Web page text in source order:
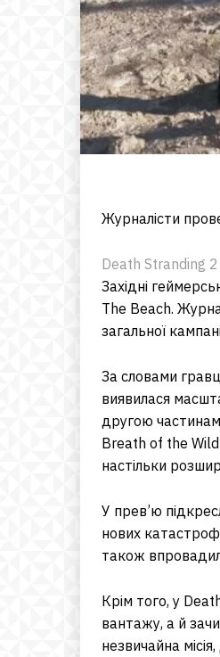
Журналісти
Death Stranding
Західні
The Beach.
загальної
За словами
виявилася
другою
Breath of the Wild
настільки
У прев’ю
нових катастроф
також
Крім того, у
вантажу, а й
незвичайна